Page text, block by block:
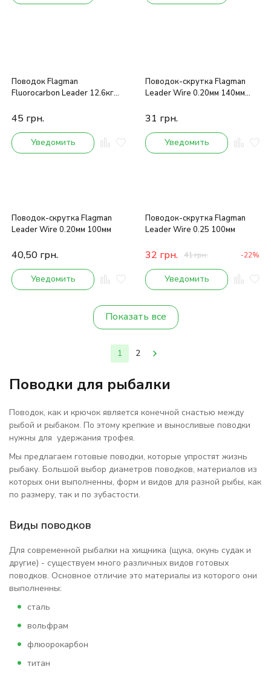
Поводок Flagman
Fluorocarbon Leader 12.6кг
45 грн.
Уведомить
Поводок-скрутка Flagman
Leader Wire 0.20мм 140мм
31 грн.
Уведомить
Поводок-скрутка Flagman
Leader Wire 0.20мм 100мм
40,50 грн.
Уведомить
Поводок-скрутка Flagman
Leader Wire 0.25 100мм
32 грн. 41грн. -22%
Уведомить
Показать все
1 2
Поводки для рыбалки
Поводок, как и крючок является конечной снастью между
рыбой и рыбаком. По этому крепкие и выносливые поводки
нужны для удержания трофея.
Мы предлагаем готовые поводки, которые упростят жизнь
рыбаку. Большой выбор диаметров поводков, материалов из
которых они выполненны, форм и видов для разной рыбы, как
по размеру, так и по зубастости.
Виды поводков
Для современной рыбалки на хищника (щука, окунь судак и
другие) - существуем много различных видов готовых
поводков. Основное отличие это материалы из которого они
выполненны:
сталь
вольфрам
флюорокарбон
титан